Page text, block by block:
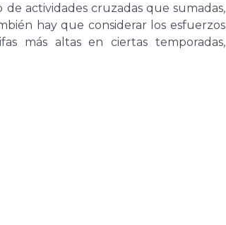
actividades cruzadas que sumadas,
hay que considerar los esfuerzos
más altas en ciertas temporadas,